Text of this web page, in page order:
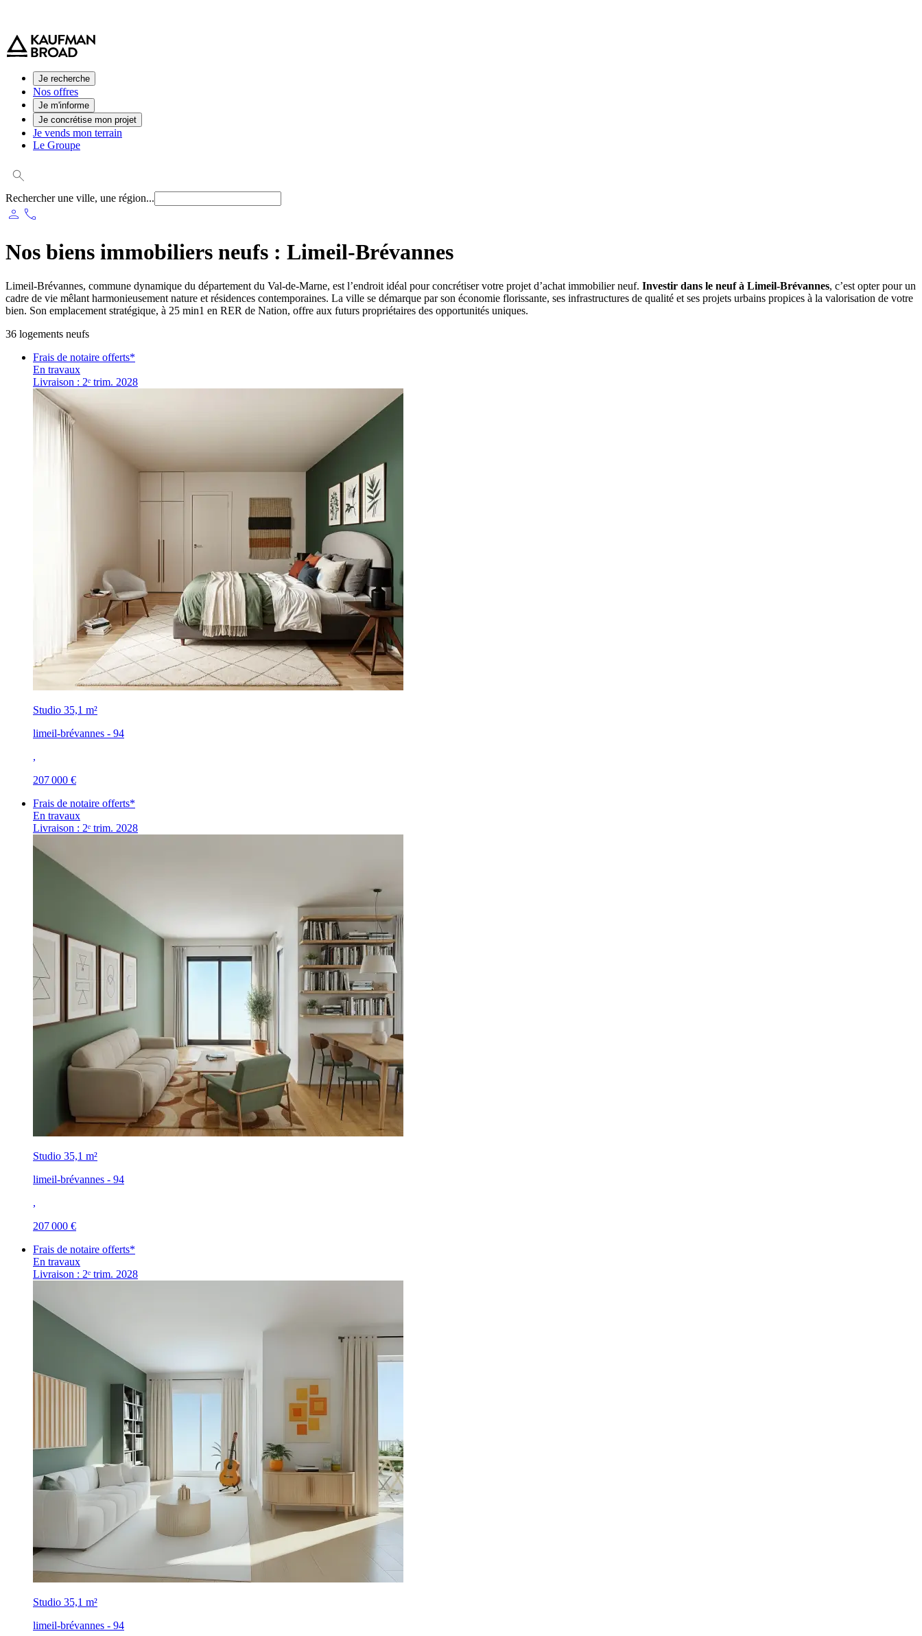
Je recherche
Nos offres
Je m'informe
Je concrétise mon projet
Je vends mon terrain
Le Groupe
Rechercher une ville, une région...
person phone
Nos biens immobiliers neufs : Limeil-Brévannes
Limeil-Brévannes, commune dynamique du département du Val-de-Marne, est l’endroit idéal pour concrétiser votre projet d’achat immobilier neuf. Investir dans le neuf à Limeil-Brévannes, c’est opter pour un
cadre de vie mêlant harmonieusement nature et résidences contemporaines. La ville se démarque par son économie florissante, ses infrastructures de qualité et ses projets urbains propices à la valorisation de votre
bien. Son emplacement stratégique, à 25 min1 en RER de Nation, offre aux futurs propriétaires des opportunités uniques.
36 logements neufs
Frais de notaire offerts*
En travaux
Livraison : 2ᵉ trim. 2028
Studio 35,1 m²
limeil-brévannes - 94
,
207 000 €
Frais de notaire offerts*
En travaux
Livraison : 2ᵉ trim. 2028
Studio 35,1 m²
limeil-brévannes - 94
,
207 000 €
Frais de notaire offerts*
En travaux
Livraison : 2ᵉ trim. 2028
Studio 35,1 m²
limeil-brévannes - 94